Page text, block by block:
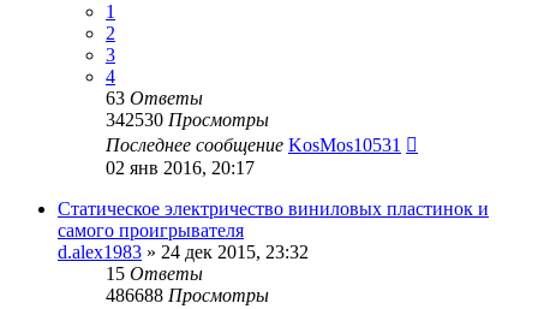
1
2
3
4
63 Ответы
342530 Просмотры
Последнее сообщение KosMos10531
02 янв 2016, 20:17
Статическое электричество виниловых пластинок и
самого проигрывателя
d.alex1983 » 24 дек 2015, 23:32
15 Ответы
486688 Просмотры